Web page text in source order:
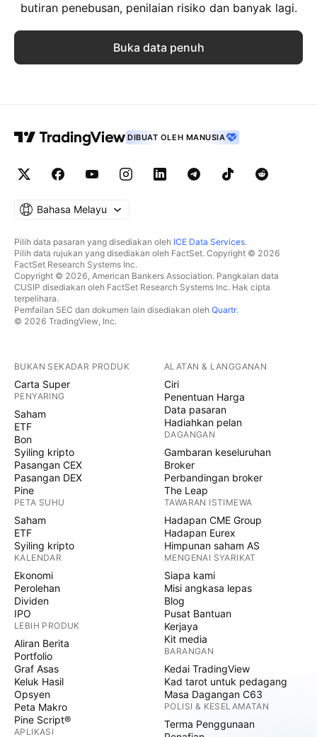
butiran penebusan, penilaian risiko dan banyak lagi.
Buka data penuh
DIBUAT OLEH MANUSIA
Bahasa Melayu
Pilih data pasaran yang disediakan oleh ICE Data Services.
Pilih data rujukan yang disediakan oleh FactSet. Copyright © 2026
FactSet Research Systems Inc.
Copyright © 2026, American Bankers Association. Pangkalan data
CUSIP disediakan oleh FactSet Research Systems Inc. Hak cipta
terpelihara.
Pemfailan SEC dan dokumen lain disediakan oleh Quartr.
© 2026 TradingView, Inc.
BUKAN SEKADAR PRODUK
Carta Super
PENYARING
Saham
ETF
Bon
Syiling kripto
Pasangan CEX
Pasangan DEX
Pine
PETA SUHU
Saham
ETF
Syiling kripto
KALENDAR
Ekonomi
Perolehan
Dividen
IPO
LEBIH PRODUK
Aliran Berita
Portfolio
Graf Asas
Keluk Hasil
Opsyen
Peta Makro
Pine Script®
APLIKASI
ALATAN & LANGGANAN
Ciri
Penentuan Harga
Data pasaran
Hadiahkan pelan
DAGANGAN
Gambaran keseluruhan
Broker
Perbandingan broker
The Leap
TAWARAN ISTIMEWA
Hadapan CME Group
Hadapan Eurex
Himpunan saham AS
MENGENAI SYARIKAT
Siapa kami
Misi angkasa lepas
Blog
Pusat Bantuan
Kerjaya
Kit media
BARANGAN
Kedai TradingView
Kad tarot untuk pedagang
Masa Dagangan C63
POLISI & KESELAMATAN
Terma Penggunaan